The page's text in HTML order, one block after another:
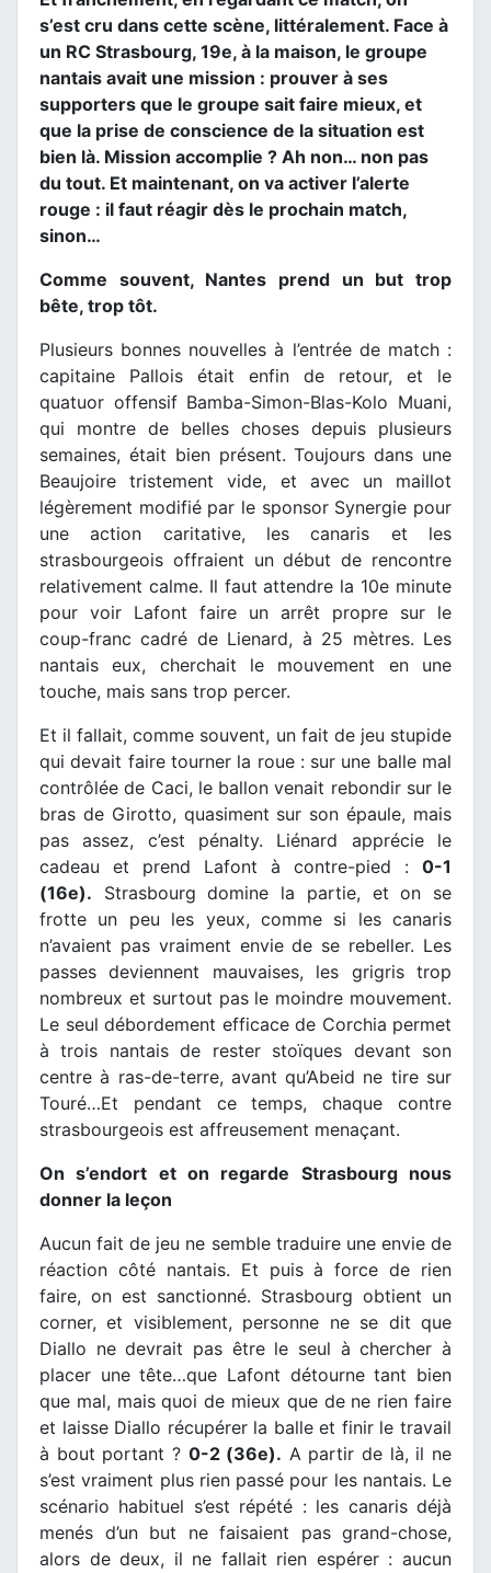
s’est cru dans cette scène, littéralement. Face à
un RC Strasbourg, 19e, à la maison, le groupe
nantais avait une mission : prouver à ses
supporters que le groupe sait faire mieux, et
que la prise de conscience de la situation est
bien là. Mission accomplie ? Ah non… non pas
du tout. Et maintenant, on va activer l’alerte
rouge : il faut réagir dès le prochain match,
sinon…
Comme souvent, Nantes prend un but trop
bête, trop tôt.
Plusieurs bonnes nouvelles à l’entrée de match :
capitaine Pallois était enfin de retour, et le
quatuor offensif Bamba-Simon-Blas-Kolo Muani,
qui montre de belles choses depuis plusieurs
semaines, était bien présent. Toujours dans une
Beaujoire tristement vide, et avec un maillot
légèrement modifié par le sponsor Synergie pour
une action caritative, les canaris et les
strasbourgeois offraient un début de rencontre
relativement calme. Il faut attendre la 10e minute
pour voir Lafont faire un arrêt propre sur le
coup-franc cadré de Lienard, à 25 mètres. Les
nantais eux, cherchait le mouvement en une
touche, mais sans trop percer.
Et il fallait, comme souvent, un fait de jeu stupide
qui devait faire tourner la roue : sur une balle mal
contrôlée de Caci, le ballon venait rebondir sur le
bras de Girotto, quasiment sur son épaule, mais
pas assez, c’est pénalty. Liénard apprécie le
cadeau et prend Lafont à contre-pied : 0-1
(16e). Strasbourg domine la partie, et on se
frotte un peu les yeux, comme si les canaris
n’avaient pas vraiment envie de se rebeller. Les
passes deviennent mauvaises, les grigris trop
nombreux et surtout pas le moindre mouvement.
Le seul débordement efficace de Corchia permet
à trois nantais de rester stoïques devant son
centre à ras-de-terre, avant qu’Abeid ne tire sur
Touré…Et pendant ce temps, chaque contre
strasbourgeois est affreusement menaçant.
On s’endort et on regarde Strasbourg nous
donner la leçon
Aucun fait de jeu ne semble traduire une envie de
réaction côté nantais. Et puis à force de rien
faire, on est sanctionné. Strasbourg obtient un
corner, et visiblement, personne ne se dit que
Diallo ne devrait pas être le seul à chercher à
placer une tête…que Lafont détourne tant bien
que mal, mais quoi de mieux que de ne rien faire
et laisse Diallo récupérer la balle et finir le travail
à bout portant ? 0-2 (36e). A partir de là, il ne
s’est vraiment plus rien passé pour les nantais. Le
scénario habituel s’est répété : les canaris déjà
menés d’un but ne faisaient pas grand-chose,
alors de deux, il ne fallait rien espérer : aucun